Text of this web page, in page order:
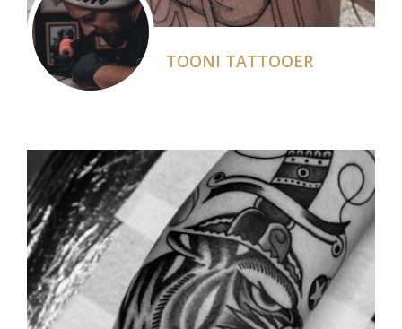
TOONI TATTOOER